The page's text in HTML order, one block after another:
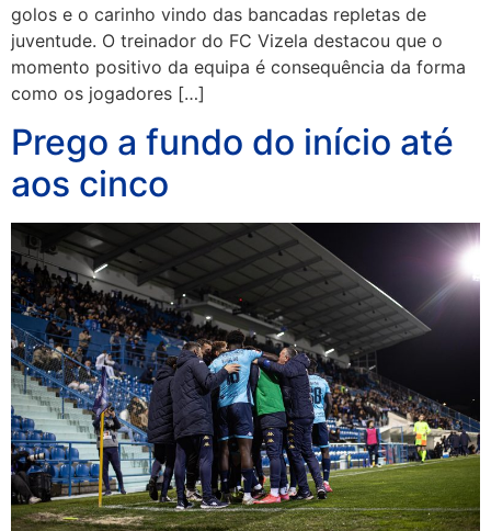
golos e o carinho vindo das bancadas repletas de
juventude. O treinador do FC Vizela destacou que o
momento positivo da equipa é consequência da forma
como os jogadores […]
Prego a fundo do início até
aos cinco